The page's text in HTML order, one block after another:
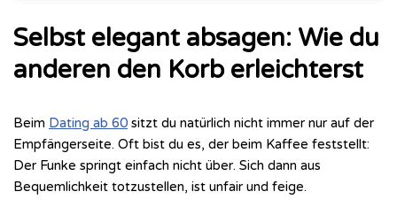
Selbst elegant absagen: Wie du
anderen den Korb erleichterst
Beim Dating ab 60 sitzt du natürlich nicht immer nur auf der
Empfängerseite. Oft bist du es, der beim Kaffee feststellt:
Der Funke springt einfach nicht über. Sich dann aus
Bequemlichkeit totzustellen, ist unfair und feige.